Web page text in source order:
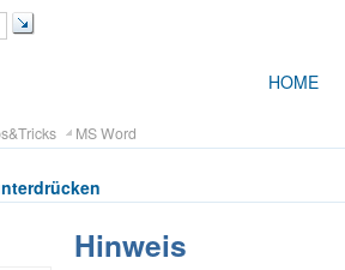
HOME
MS Word
Hinweis